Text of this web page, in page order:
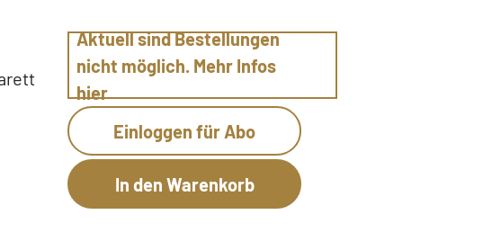
Aktuell sind Bestellungen
nicht möglich. Mehr Infos
hier
Einloggen für Abo